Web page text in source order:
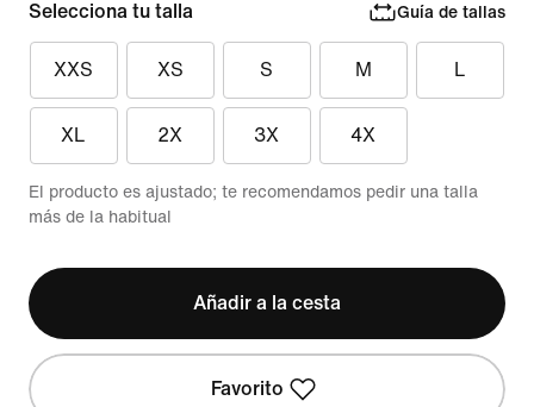
Selecciona tu talla Guía de tallas
XXS XS S M L
XL 2X 3X 4X
El producto es ajustado; te recomendamos pedir una talla
más de la habitual
Añadir a la cesta
Favorito